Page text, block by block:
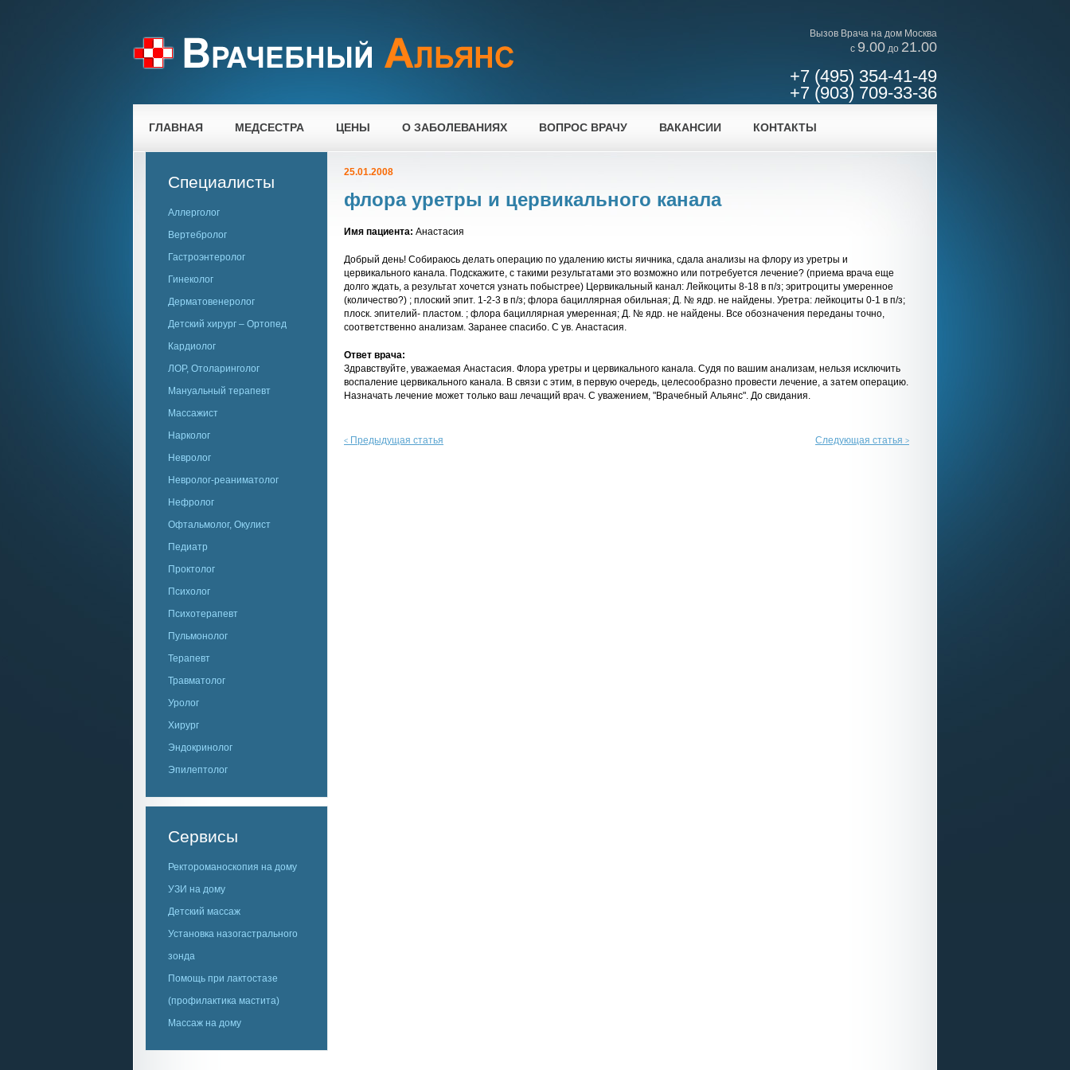
Вызов Врача на дом Москва
c 9.00 до 21.00
+7 (495) 354-41-49
+7 (903) 709-33-36
ГЛАВНАЯ МЕДСЕСТРА ЦЕНЫ О ЗАБОЛЕВАНИЯХ ВОПРОС ВРАЧУ ВАКАНСИИ КОНТАКТЫ
Специалисты
Аллерголог
Вертебролог
Гастроэнтеролог
Гинеколог
Дерматовенеролог
Детский хирург – Ортопед
Кардиолог
ЛОР, Отоларинголог
Мануальный терапевт
Массажист
Нарколог
Невролог
Невролог-реаниматолог
Нефролог
Офтальмолог, Окулист
Педиатр
Проктолог
Психолог
Психотерапевт
Пульмонолог
Терапевт
Травматолог
Уролог
Хирург
Эндокринолог
Эпилептолог
Сервисы
Ректороманоскопия на дому
УЗИ на дому
Детский массаж
Установка назогастрального
зонда
Помощь при лактостазе
(профилактика мастита)
Массаж на дому
25.01.2008
флора уретры и цервикального канала
Имя пациента: Анастасия
Добрый день! Собираюсь делать операцию по удалению кисты яичника, сдала анализы на флору из уретры и
цервикального канала. Подскажите, с такими результатами это возможно или потребуется лечение? (приема врача еще
долго ждать, а результат хочется узнать побыстрее) Цервикальный канал: Лейкоциты 8-18 в п/з; эритроциты умеренное
(количество?) ; плоский эпит. 1-2-3 в п/з; флора бациллярная обильная; Д. № ядр. не найдены. Уретра: лейкоциты 0-1 в п/з;
плоск. эпителий- пластом. ; флора бациллярная умеренная; Д. № ядр. не найдены. Все обозначения переданы точно,
соответственно анализам. Заранее спасибо. С ув. Анастасия.
Ответ врача:
Здравствуйте, уважаемая Анастасия. Флора уретры и цервикального канала. Судя по вашим анализам, нельзя исключить
воспаление цервикального канала. В связи с этим, в первую очередь, целесообразно провести лечение, а затем операцию.
Назначать лечение может только ваш лечащий врач. С уважением, "Врачебный Альянс". До свидания.
< Предыдущая статья Следующая статья >